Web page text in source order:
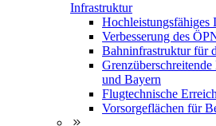
Infrastruktur
Hochleistungsfähiges
Verbesserung des
Bahninfrastruktur für
und Bayern
Flugtechnische
Vorsorgeflächen für